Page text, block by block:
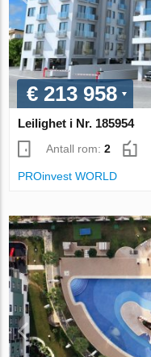
€ 213 958
Leilighet i Nr. 185954
Antall rom:2
PROinvest WORLD